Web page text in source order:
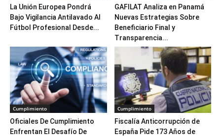
La Unión Europea Pondrá
Bajo Vigilancia Antilavado Al
Fútbol Profesional Desde...
GAFILAT Analiza en Panamá
Nuevas Estrategias Sobre
Beneficiario Final y
Transparencia...
Cumplimiento
Oficiales De Cumplimiento
Enfrentan El Desafío De
Cumplimiento
Fiscalía Anticorrupción de
España Pide 173 Años de